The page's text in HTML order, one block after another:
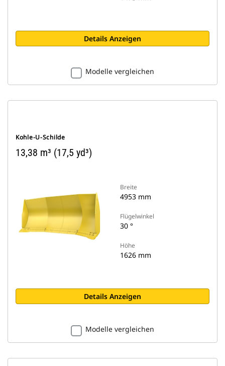
Details Anzeigen
Modelle vergleichen
Kohle-U-Schilde
13,38 m³ (17,5 yd³)
Breite
4953 mm
Flügelwinkel
30 °
Höhe
1626 mm
Details Anzeigen
Modelle vergleichen